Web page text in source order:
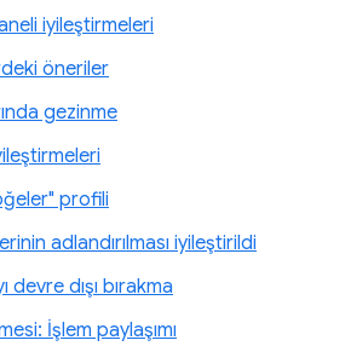
iyileştirmeleri
öneriler
gezinme
profili
adlandırılması iyileştirildi
devre dışı bırakma
İşlem paylaşımı